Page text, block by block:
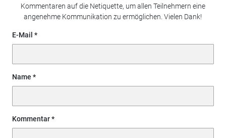
Kommentaren auf die Netiquette, um allen Teilnehmern eine
angenehme Kommunikation zu ermöglichen. Vielen Dank!
E-Mail
Name
Kommentar